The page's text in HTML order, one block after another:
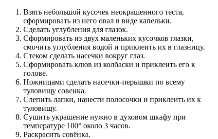
Взять небольшой кусочек неокрашенного теста,
сформировать из него овал в виде капельки.
Сделать углубления для глазок.
Сформировать из двух маленьких кусочков глазки,
смочить углубления водой и приклеить их в глазницу.
Стеком сделать насечки вокруг глаз.
Сформировать клюв из колбаски и приклеить его к
голове.
Ножницами сделать насечки-перышки по всему
туловищу совенка.
Слепить лапки, нанести полосочки и приклеить их к
туловищу.
Сушить украшение нужно в духовом шкафу при
температуре 100° около 3 часов.
Раскрасить совёнка.